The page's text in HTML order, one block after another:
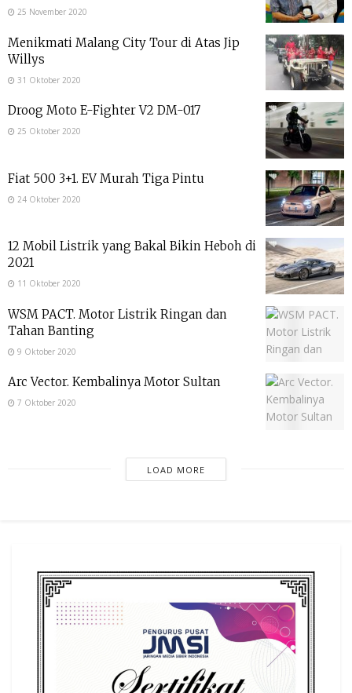
25 November 2020
Menikmati Malang City Tour di Atas Jip
Willys
31 Oktober 2020
Droog Moto E-Fighter V2 DM-017
25 Oktober 2020
Fiat 500 3+1. EV Murah Tiga Pintu
24 Oktober 2020
12 Mobil Listrik yang Bakal Bikin Heboh di
2021
11 Oktober 2020
WSM PACT. Motor Listrik Ringan dan
Tahan Banting
9 Oktober 2020
Arc Vector. Kembalinya Motor Sultan
7 Oktober 2020
LOAD MORE